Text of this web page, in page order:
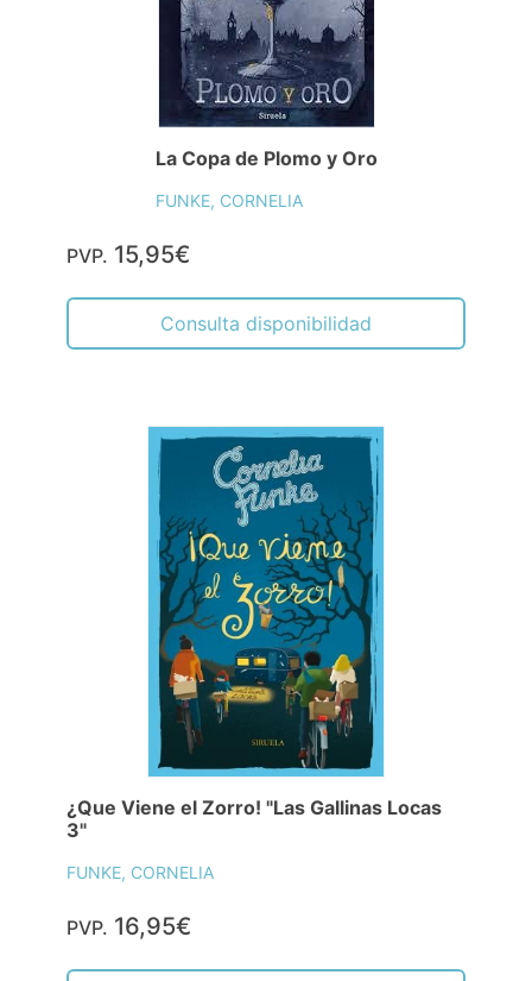
La Copa de Plomo y Oro
FUNKE, CORNELIA
PVP. 15,95€
Consulta disponibilidad
¿Que Viene el Zorro! "Las Gallinas Locas
3"
FUNKE, CORNELIA
PVP. 16,95€